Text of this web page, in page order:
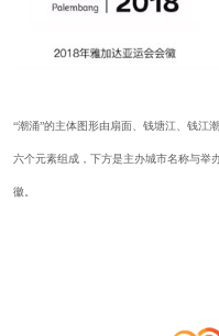
“潮涌”的主体图形由扇面、钱塘江、钱江
六个元素组成，下方是主办城市名称与举
徽。